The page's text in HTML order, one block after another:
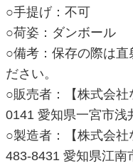
○手提げ：不可
○荷姿：ダンボール
○備考：保存の際は直
ださい。
○販売者：【株式会
0141 愛知県一宮市浅
○製造者：【株式会社
483-8431 愛知県江南